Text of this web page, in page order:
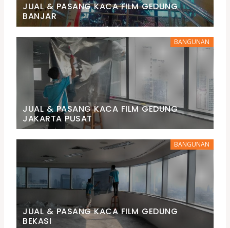
JUAL & PASANG KACA FILM GEDUNG
BANJAR
BANGUNAN
JUAL & PASANG KACA FILM GEDUNG
JAKARTA PUSAT
BANGUNAN
JUAL & PASANG KACA FILM GEDUNG
BEKASI